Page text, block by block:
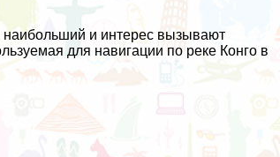
и интерес вызывают
для навигации по реке Конго в